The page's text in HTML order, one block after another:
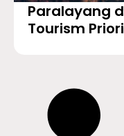
Paralayang
Tourism